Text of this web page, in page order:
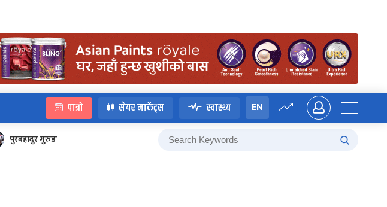
पात्रो सेयर मार्केट्स स्वास्थ्य EN
पुरबहादुर गुरुङ